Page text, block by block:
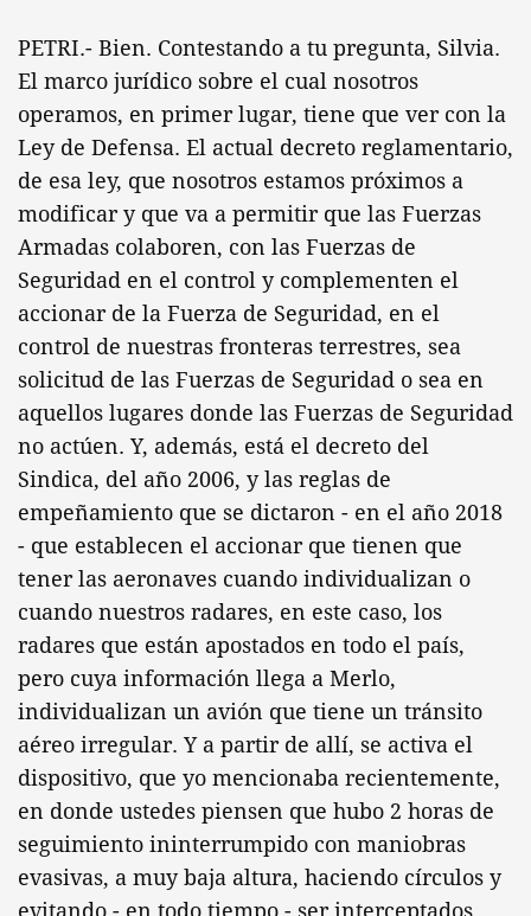
PETRI.- Bien. Contestando a tu pregunta, Silvia.
El marco jurídico sobre el cual nosotros
operamos, en primer lugar, tiene que ver con la
Ley de Defensa. El actual decreto reglamentario,
de esa ley, que nosotros estamos próximos a
modificar y que va a permitir que las Fuerzas
Armadas colaboren, con las Fuerzas de
Seguridad en el control y complementen el
accionar de la Fuerza de Seguridad, en el
control de nuestras fronteras terrestres, sea
solicitud de las Fuerzas de Seguridad o sea en
aquellos lugares donde las Fuerzas de Seguridad
no actúen. Y, además, está el decreto del
Sindica, del año 2006, y las reglas de
empeñamiento que se dictaron - en el año 2018
- que establecen el accionar que tienen que
tener las aeronaves cuando individualizan o
cuando nuestros radares, en este caso, los
radares que están apostados en todo el país,
pero cuya información llega a Merlo,
individualizan un avión que tiene un tránsito
aéreo irregular. Y a partir de allí, se activa el
dispositivo, que yo mencionaba recientemente,
en donde ustedes piensen que hubo 2 horas de
seguimiento ininterrumpido con maniobras
evasivas, a muy baja altura, haciendo círculos y
evitando - en todo tiempo - ser interceptados.